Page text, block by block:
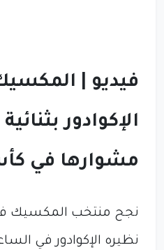
فيديو |
الإكوادور
مشوارها في
نجح منتخب المكسيك
نظيره الإكوادور في